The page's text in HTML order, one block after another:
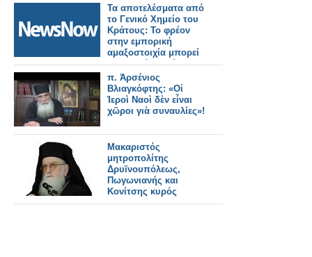
Τα αποτελέσματα από
το Γενικό Χημείο του
Κράτους: Το φρέον
στην εμπορική
αμαξοστοιχία μπορεί
να προκάλεσε έκρηξη
π. Ἀρσένιος
Βλιαγκόφτης: «Οἱ
Ἱεροὶ Ναοὶ δὲν εἶναι
χῶροι γιὰ συναυλίες»!
Μακαριστός
μητροπολίτης
Δρυϊνουπόλεως,
Πωγωνιανής και
Κονίτσης κυρός
ΑΝΔΡΕΑΣ